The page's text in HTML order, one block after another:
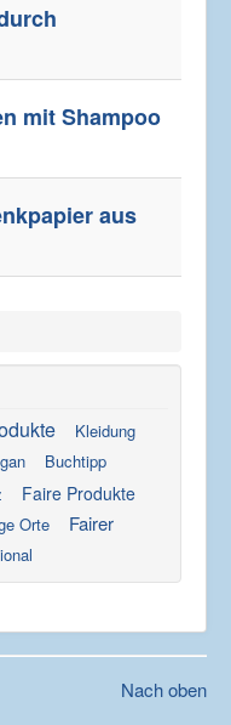
mit Shampoo
aus
Kleidung
Buchtipp
Faire Produkte
Orte
Fairer
Nach oben